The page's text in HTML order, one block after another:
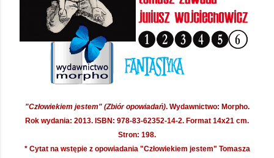
"Człowiekiem jestem" (Zbiór opowiadań). Wydawnictwo: Morpho.
Rok wydania: 2013. ISBN: 978-83-62352-14-2. Format 14x21 cm.
Stron: 198.
* Cytat na wstępie z opowiadania "Człowiekiem jestem" Tomasza